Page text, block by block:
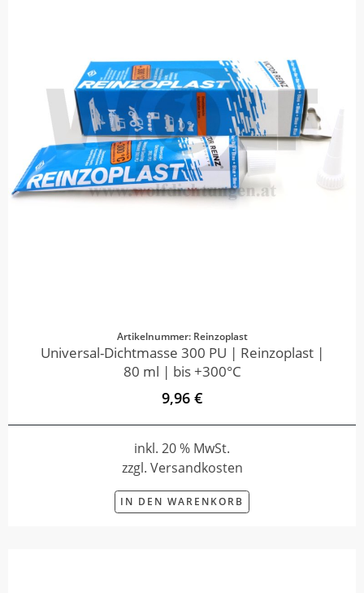
Artikelnummer: Reinzoplast
Universal-Dichtmasse 300 PU | Reinzoplast |
80 ml | bis +300°C
9,96 €
inkl. 20 % MwSt.
zzgl. Versandkosten
IN DEN WARENKORB